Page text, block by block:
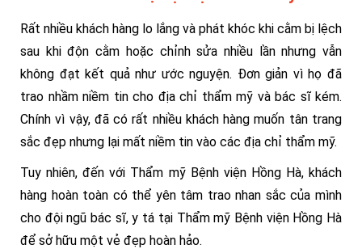
Rất nhiều khách hàng lo lắng và phát khóc khi cằm bị lệch
sau khi độn cằm hoặc chỉnh sửa nhiều lần nhưng vẫn
không đạt kết quả như ước nguyện. Đơn giản vì họ đã
trao nhầm niềm tin cho địa chỉ thẩm mỹ và bác sĩ kém.
Chính vì vậy, đã có rất nhiều khách hàng muốn tân trang
sắc đẹp nhưng lại mất niềm tin vào các địa chỉ thẩm mỹ.
Tuy nhiên, đến với Thẩm mỹ Bệnh viện Hồng Hà, khách
hàng hoàn toàn có thể yên tâm trao nhan sắc của mình
cho đội ngũ bác sĩ, y tá tại Thẩm mỹ Bệnh viện Hồng Hà
để sở hữu một vẻ đẹp hoàn hảo.